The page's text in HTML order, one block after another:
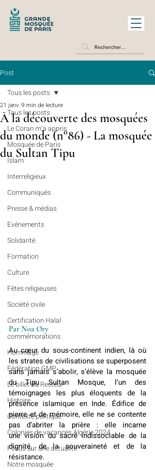
Post
Tous les posts
Le Coran m’a appris
Mosquée de Paris
Islam
Interreligieux
Communiqués
Presse & médias
Evénements
Solidarité
Formation
Culture
Fêtes religieuses
Société civile
Certification Halal
commémorations
Hommage
Fédération GMP
Le billet du Recteur
Histoire
Contexte politique
Colonies de vacances Algérie 2024
​​Focus sur une actualité
Notre mosquée
Tous les posts
À la découverte des mosquées
du monde (n°86) - La mosquée
du Sultan Tipu
21 janv. 9 min de lecture
Par Noa Ory
Au cœur du sous-continent indien, là où
les strates de civilisations se superposent
sans jamais s’abolir, s’élève la mosquée
du Tipu Sultan Mosque, l’un des
témoignages les plus éloquents de la
présence islamique en Inde. Édifice de
pierre et de mémoire, elle ne se contente
pas d’abriter la prière : elle incarne
une vision du sacré indissociable de la
dignité, de la souveraineté et de la
résistance.